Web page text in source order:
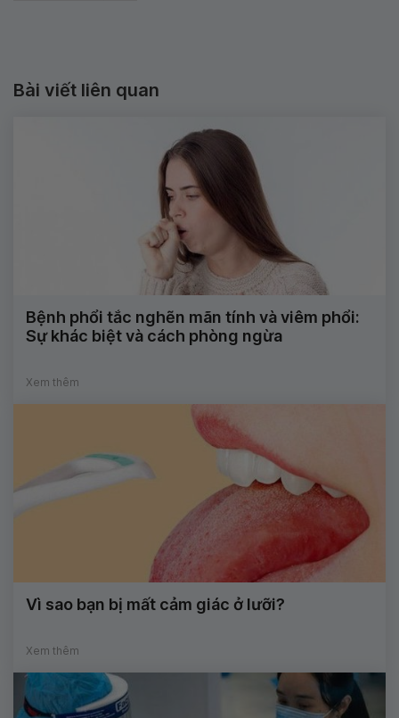
Bài viết liên quan
Bệnh phổi tắc nghẽn mãn tính và viêm phổi:
Sự khác biệt và cách phòng ngừa
Xem thêm
Vì sao bạn bị mất cảm giác ở lưỡi?
Xem thêm